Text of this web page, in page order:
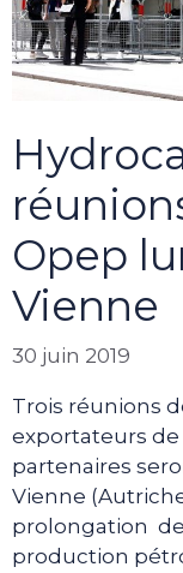
Opep
Vienne
30 juin 2019
Trois réunions
exportateurs
partenaires
Vienne
prolongation
production